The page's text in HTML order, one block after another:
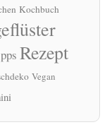
Kochbuch
Rezept
Vegan